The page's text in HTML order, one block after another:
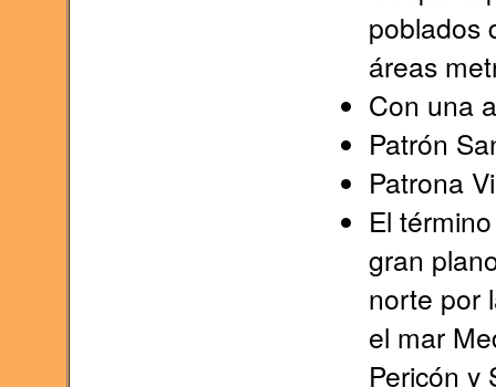
poblados
áreas
Con una
Patrón
Patrona
El
gran
norte por
el mar
Pericón y